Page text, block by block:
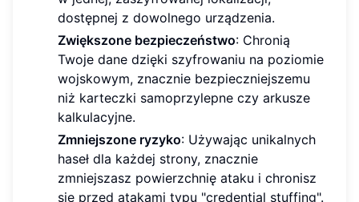
dostępnej z dowolnego urządzenia.
Zwiększone bezpieczeństwo: Chronią
Twoje dane dzięki szyfrowaniu na poziomie
wojskowym, znacznie bezpieczniejszemu
niż karteczki samoprzylepne czy arkusze
kalkulacyjne.
Zmniejszone ryzyko: Używając unikalnych
haseł dla każdej strony, znacznie
zmniejszasz powierzchnię ataku i chronisz
się przed atakami typu "credential stuffing".